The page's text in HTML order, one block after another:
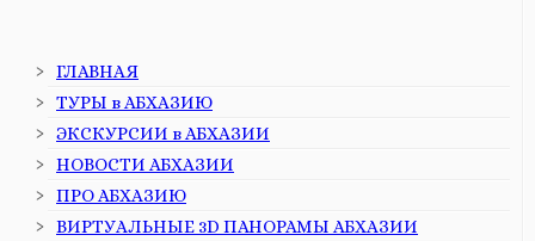
ГЛАВНАЯ
ТУРЫ в АБХАЗИЮ
ЭКСКУРСИИ в АБХАЗИИ
НОВОСТИ АБХАЗИИ
ПРО АБХАЗИЮ
ВИРТУАЛЬНЫЕ 3D ПАНОРАМЫ АБХАЗИИ